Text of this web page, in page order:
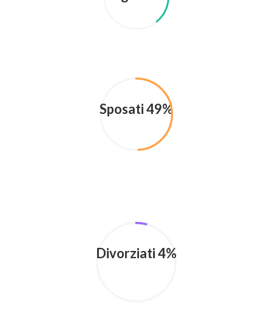
Sposati 49%
Divorziati 4%